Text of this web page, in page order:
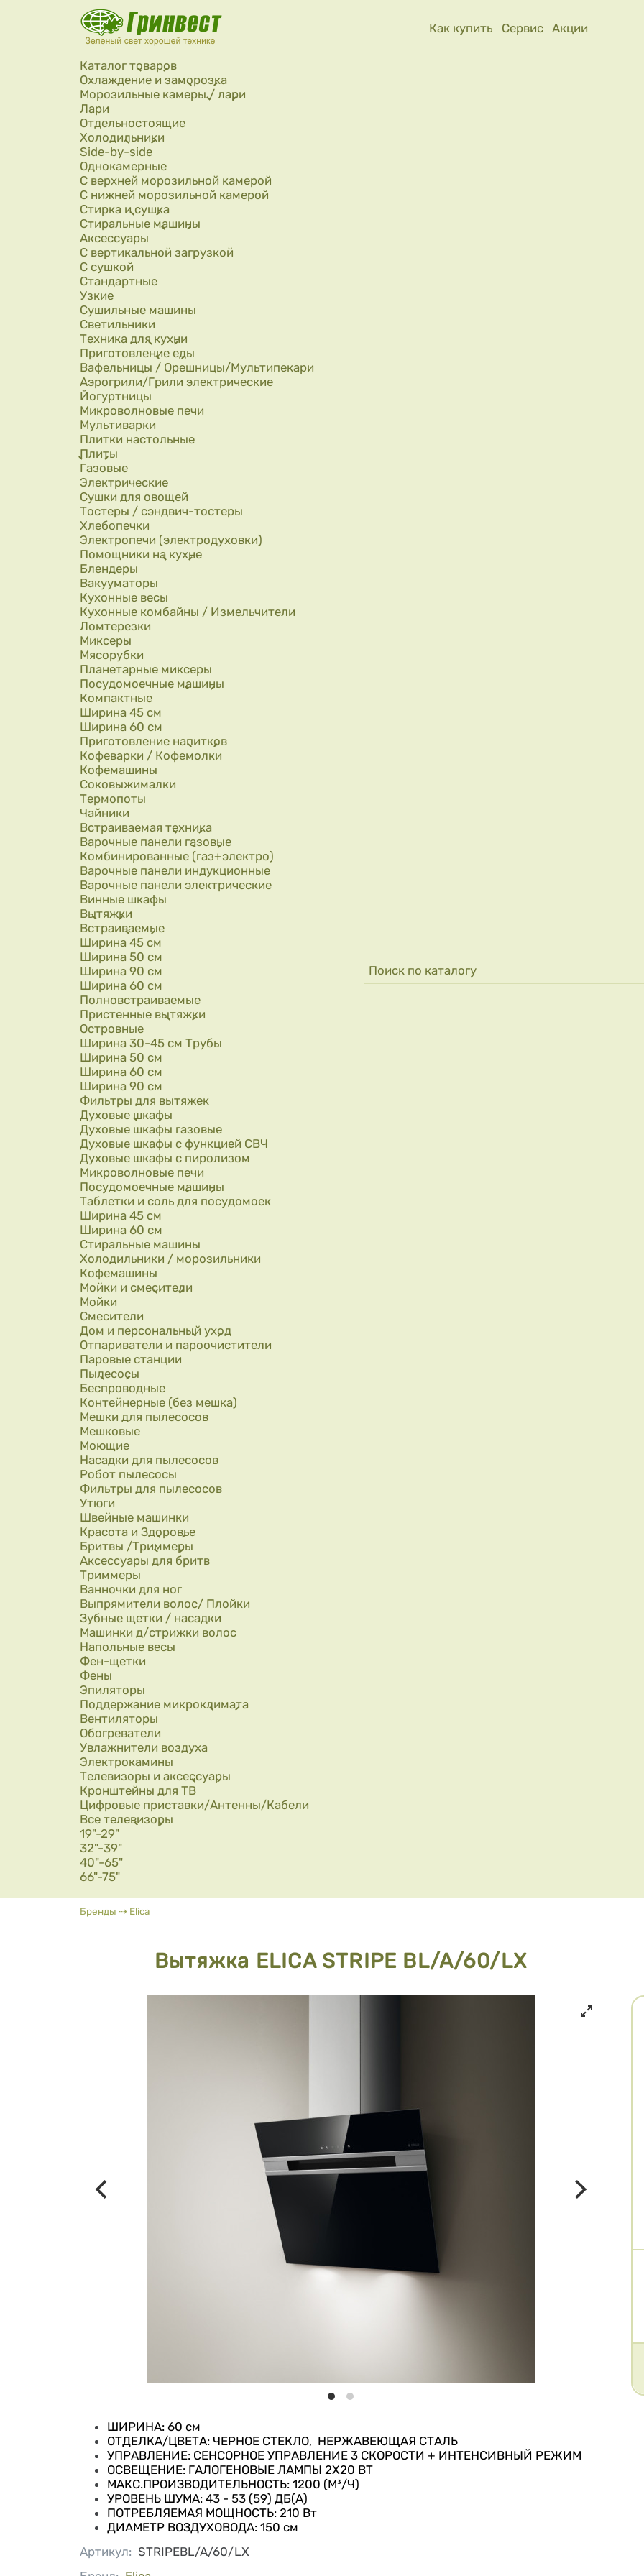
Перейти к основному содержанию
Как купить
Сервис Акции
Каталог товаров
Охлаждение и заморозка
Морозильные камеры / лари
Лари
Отдельностоящие
Холодильники
Side-by-side
Однокамерные
С верхней морозильной камерой
С нижней морозильной камерой
Стирка и сушка
Стиральные машины
Аксессуары
С вертикальной загрузкой
С сушкой
Стандартные
Узкие
Сушильные машины
Светильники
Техника для кухни
Приготовление еды
Вафельницы / Орешницы/Мультипекари
Аэрогрили/Грили электрические
Йогуртницы
Микроволновые печи
Мультиварки
Плитки настольные
Плиты
Газовые
Электрические
Сушки для овощей
Тостеры / сэндвич-тостеры
Хлебопечки
Электропечи (электродуховки)
Помощники на кухне
Блендеры
Вакууматоры
Кухонные весы
Кухонные комбайны / Измельчители
Ломтерезки
Миксеры
Мясорубки
Планетарные миксеры
Посудомоечные машины
Компактные
Ширина 45 см
Ширина 60 см
Приготовление напитков
Кофеварки / Кофемолки
Кофемашины
Соковыжималки
Термопоты
Чайники
Встраиваемая техника
Варочные панели газовые
Комбинированные (газ+электро)
Варочные панели индукционные
Варочные панели электрические
Винные шкафы
Вытяжки
Встраиваемые
Ширина 45 см
Ширина 50 см
Ширина 90 см
Ширина 60 см
Полновстраиваемые
Пристенные вытяжки
Островные
Ширина 30-45 см Трубы
Ширина 50 см
Ширина 60 см
Ширина 90 см
Фильтры для вытяжек
Духовые шкафы
Духовые шкафы газовые
Духовые шкафы с функцией СВЧ
Духовые шкафы с пиролизом
Микроволновые печи
Посудомоечные машины
Таблетки и соль для посудомоек
Ширина 45 см
Ширина 60 см
Стиральные машины
Холодильники / морозильники
Кофемашины
Мойки и смесители
Мойки
Смесители
Дом и персональный уход
Отпариватели и пароочистители
Паровые станции
Пылесосы
Беспроводные
Контейнерные (без мешка)
Мешки для пылесосов
Мешковые
Моющие
Насадки для пылесосов
Робот пылесосы
Фильтры для пылесосов
Утюги
Швейные машинки
Красота и Здоровье
Бритвы /Триммеры
Аксессуары для бритв
Триммеры
Ванночки для ног
Выпрямители волос/ Плойки
Зубные щетки / насадки
Машинки д/стрижки волос
Напольные весы
Фен-щетки
Фены
Эпиляторы
Поддержание микроклимата
Вентиляторы
Обогреватели
Увлажнители воздуха
Электрокамины
Телевизоры и аксессуары
Кронштейны для ТВ
Цифровые приставки/Антенны/Кабели
Все телевизоры
19"-29"
32"-39"
40"-65"
66"-75"
Форма поиска
Поиск
Вы здесь
Бренды ⇢ Elica
Вытяжка ELICA STRIPE BL/A/60/LX
ШИРИНА: 60 см
ОТДЕЛКА/ЦВЕТА: ЧЕРНОЕ СТЕКЛО, НЕРЖАВЕЮЩАЯ СТАЛЬ
УПРАВЛЕНИЕ: СЕНСОРНОЕ УПРАВЛЕНИЕ 3 СКОРОСТИ + ИНТЕНСИВНЫЙ РЕЖИМ
ОСВЕЩЕНИЕ: ГАЛОГЕНОВЫЕ ЛАМПЫ 2X20 ВТ
МАКС.ПРОИЗВОДИТЕЛЬНОСТЬ: 1200 (М³/Ч)
УРОВЕНЬ ШУМА: 43 - 53 (59) ДБ(А)
ПОТРЕБЛЯЕМАЯ МОЩНОСТЬ: 210 Вт
ДИАМЕТР ВОЗДУХОВОДА: 150 см
Артикул: STRIPEBL/A/60/LX